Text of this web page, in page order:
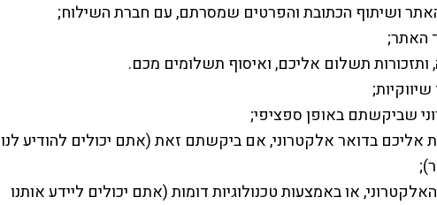
ושיתוף הכתובת והפרטים שמסרתם, עם חברת השילוח;
האתר;
תשלום אליכם, ואיסוף תשלומים מכם.
שביקשתם באופן ספציפי;
אליכם בדואר אלקטרוני, אם ביקשתם זאת (אתם יכולים להודיע לנו
או באמצעות טכנולוגיות דומות (אתם יכולים ליידע אותנו